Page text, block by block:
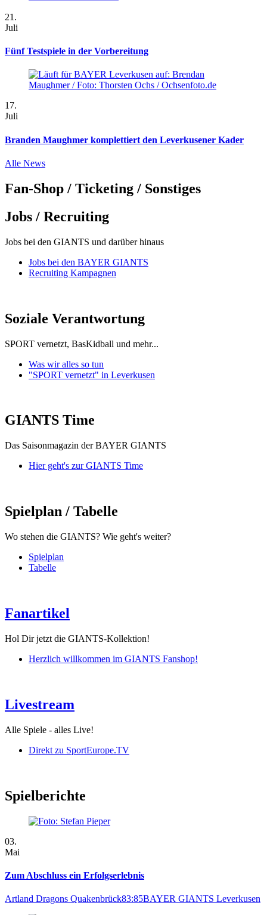
21.
Juli
Fünf Testspiele in der Vorbereitung
17.
Juli
Branden Maughmer komplettiert den Leverkusener Kader
Alle News
Fan-Shop / Ticketing / Sonstiges
Jobs / Recruiting
Jobs bei den GIANTS und darüber hinaus
Jobs bei den BAYER GIANTS
Recruiting Kampagnen
Soziale Verantwortung
SPORT vernetzt, BasKidball und mehr...
Was wir alles so tun
"SPORT vernetzt" in Leverkusen
GIANTS Time
Das Saisonmagazin der BAYER GIANTS
Hier geht's zur GIANTS Time
Spielplan / Tabelle
Wo stehen die GIANTS? Wie geht's weiter?
Spielplan
Tabelle
Fanartikel
Hol Dir jetzt die GIANTS-Kollektion!
Herzlich willkommen im GIANTS Fanshop!
Livestream
Alle Spiele - alles Live!
Direkt zu SportEurope.TV
Spielberichte
03.
Mai
Zum Abschluss ein Erfolgserlebnis
Artland Dragons Quakenbrück83:85BAYER GIANTS Leverkusen